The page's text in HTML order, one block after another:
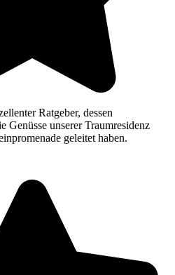
Ratgeber, dessen
Genüsse unserer Traumresidenz
geleitet haben.